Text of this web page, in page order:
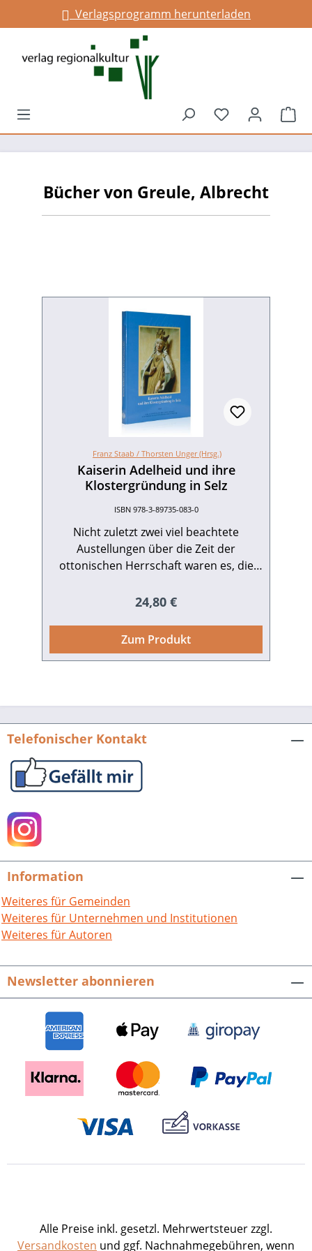
springenVerlagsprogramm herunterladen
Du hast 0
Bücher von Greule, Albrecht
Franz Staab / Thorsten Unger (Hrsg.)
Kaiserin Adelheid und ihre
Klostergründung in Selz
ISBN 978-3-89735-083-0
Nicht zuletzt zwei viel beachtete
Austellungen über die Zeit der
ottonischen Herrschaft waren es, die
stärker ins Bewusstsein treten ließen:
1991 und die Magdeburger Ausstellung
„Otto der Große. Magdeburg und
„Herrscherinnen in ottonisch-
Magdeburger Katalog gemeinsam mit
Edgith und Theophanu als eine der drei
herauzustellen: Peterlingen (Schweiz),
San Salvatore bei Pavia und –
insbesondere – ihr Grabkloster Selz
(Elsass). Kaiserin Adelheid und ihre
wissenschaftlichen Tagung in Landau
und Selz vom 15. bis 17. Oktober 1999.
Hrsg. von Franz Staab und Thorsten
Unger. Veröffentlichungen der
Pfälzischen Gesellschaft zur Förderung
der Wissenschaften, Band 99. 332 Seiten
mit 30 Abbildungen, Broschur. ISBN 978-
3-89735-083-0. EUR 24,80
Regulärer Preis:
24,80 €
Zum Produkt
Telefonischer Kontakt
Information
Weiteres für Gemeinden
Weiteres für Unternehmen und Institutionen
Weiteres für Autoren
Newsletter abonnieren
Alle Preise inkl. gesetzl. Mehrwertsteuer zzgl.
Versandkosten und ggf. Nachnahmegebühren, wenn